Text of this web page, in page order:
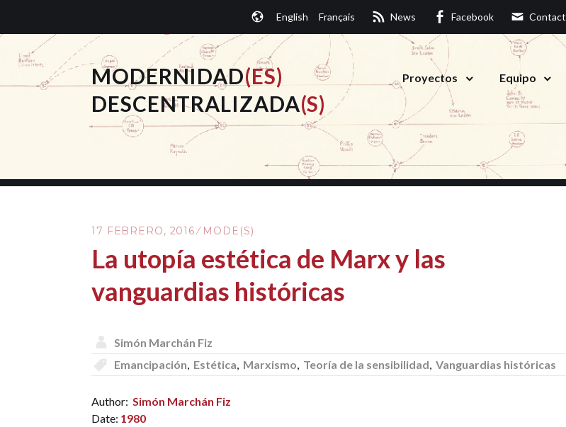
contenido.
English Français News Facebook Contact
MODERNIDAD(ES)
DESCENTRALIZADA(S)
Proyectos Equipo
17 FEBRERO, 2016 MODE(S)
La utopía estética de Marx y las
vanguardias históricas
Simón Marchán Fiz
Emancipación Estética Marxismo Teoría de la sensibilidad Vanguardias históricas
Author: Simón Marchán Fiz
Date: 1980